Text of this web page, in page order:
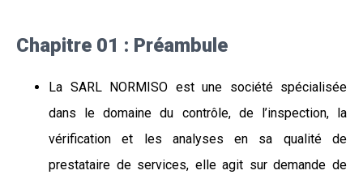
Chapitre 01 : Préambule
La SARL NORMISO est une société spécialisée
dans le domaine du contrôle, de l’inspection, la
vérification et les analyses en sa qualité de
prestataire de services, elle agit sur demande de